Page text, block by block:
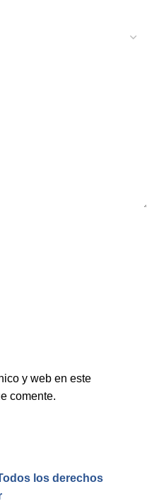
y web en este
comente.
los derechos